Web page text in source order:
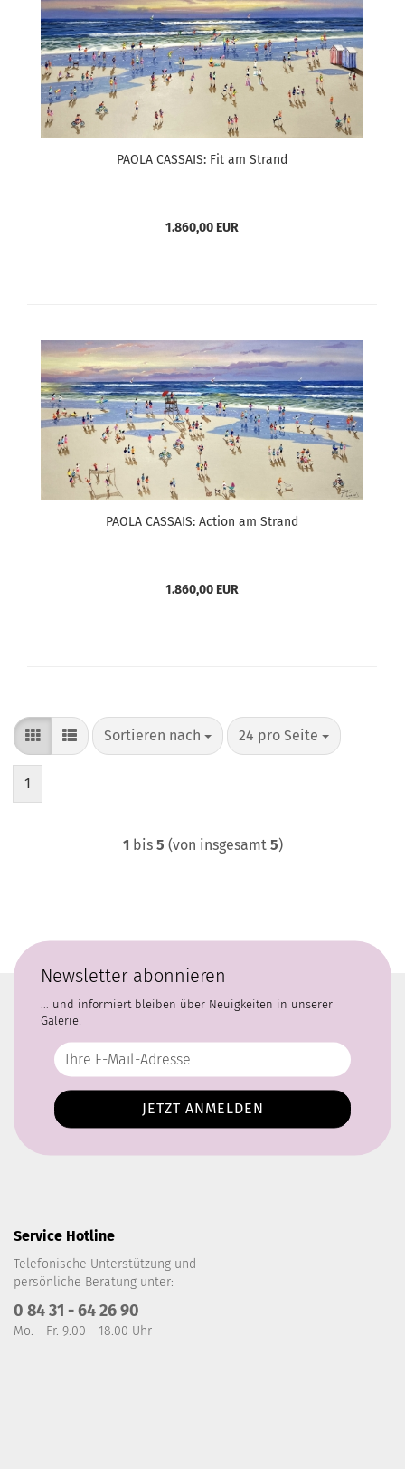
PAOLA CASSAIS: Fit am Strand
1.860,00 EUR
PAOLA CASSAIS: Action am Strand
1.860,00 EUR
Sortieren nach
Sortieren nach 24 pro Seite
pro Seite
1
1 bis 5 (von insgesamt 5)
Newsletter abonnieren
... und informiert bleiben über Neuigkeiten in unserer
Galerie!
Service Hotline
Telefonische Unterstützung und
persönliche Beratung unter:
0 84 31 - 64 26 90
Mo. - Fr. 9.00 - 18.00 Uhr